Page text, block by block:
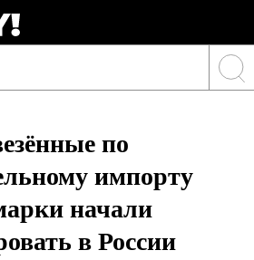
по
импорту
начали
в России